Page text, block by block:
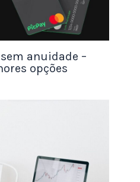
de ganhar dinheiro.
e a conveniência
pessoas estão
ganhar dinheiro com
anuidade –
opções